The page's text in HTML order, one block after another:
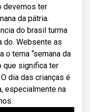
devemos ter
da pátria.
do brasil turma
do. Websente as
o tema “semana da
que significa ter
dia das crianças é
especialmente na